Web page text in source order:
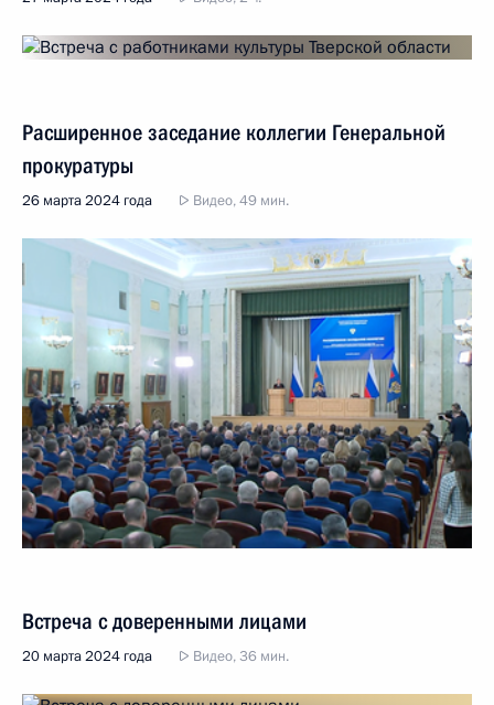
Расширенное заседание коллегии Генеральной
прокуратуры
26 марта 2024 года Видео, 49 мин.
Встреча с доверенными лицами
20 марта 2024 года Видео, 36 мин.